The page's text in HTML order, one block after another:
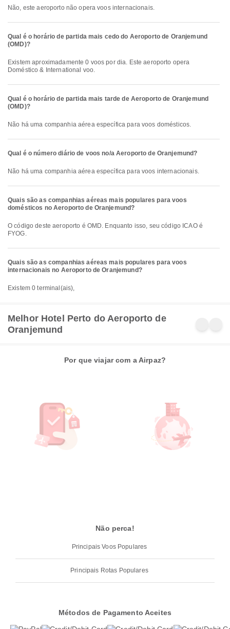
Não, este aeroporto não opera voos internacionais.
Qual é o horário de partida mais cedo do Aeroporto de Oranjemund
(OMD)?
Existem aproximadamente 0 voos por dia. Este aeroporto opera
Doméstico & International voo.
Qual é o horário de partida mais tarde de Aeroporto de Oranjemund
(OMD)?
Não há uma companhia aérea específica para voos domésticos.
Qual é o número diário de voos no/a Aeroporto de Oranjemund?
Não há uma companhia aérea específica para voos internacionais.
Quais são as companhias aéreas mais populares para voos
domésticos no Aeroporto de Oranjemund?
O código deste aeroporto é OMD. Enquanto isso, seu código ICAO é
FYOG.
Quais são as companhias aéreas mais populares para voos
internacionais no Aeroporto de Oranjemund?
Existem 0 terminal(ais),
Melhor Hotel Perto do Aeroporto de
Oranjemund
Por que viajar com a Airpaz?
Não perca!
Principais Voos Populares
Principais Rotas Populares
Métodos de Pagamento Aceites